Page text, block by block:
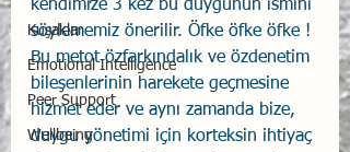
Kuşaklar
Emotional Intelligence
Peer Support
Wellbeing
kendimize 3 kez bu duygunun ismini
söylememiz önerilir. Öfke öfke öfke !
Bu metot özfarkındalık ve özdenetim
bileşenlerinin harekete geçmesine
hizmet eder ve aynı zamanda bize,
duygu yönetimi için korteksin ihtiyaç